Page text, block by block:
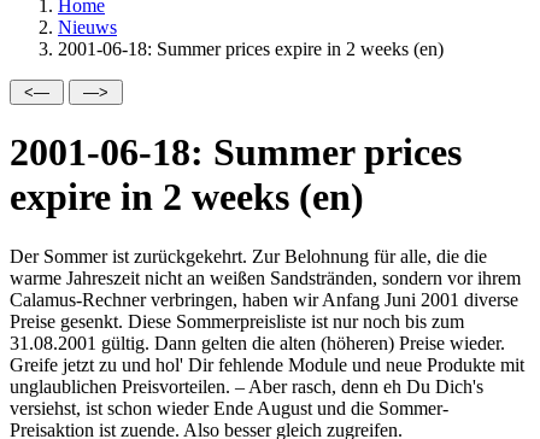
Home
Nieuws
2001-06-18: Summer prices expire in 2 weeks (en)
2001-06-18: Summer prices
expire in 2 weeks (en)
Der Sommer ist zurückgekehrt. Zur Belohnung für alle, die die
warme Jahreszeit nicht an weißen Sandstränden, sondern vor ihrem
Calamus-Rechner verbringen, haben wir Anfang Juni 2001 diverse
Preise gesenkt. Diese Sommerpreisliste ist nur noch bis zum
31.08.2001 gültig. Dann gelten die alten (höheren) Preise wieder.
Greife jetzt zu und hol' Dir fehlende Module und neue Produkte mit
unglaublichen Preisvorteilen. – Aber rasch, denn eh Du Dich's
versiehst, ist schon wieder Ende August und die Sommer-
Preisaktion ist zuende. Also besser gleich zugreifen.